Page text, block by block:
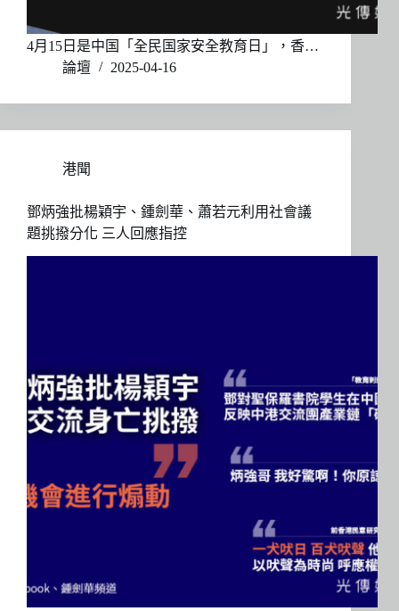
4月15日是中国「全民国家安全教育日」，香…
論壇
2025-04-16
港聞
鄧炳強批楊穎宇、鍾劍華、蕭若元利用社會議
題挑撥分化 三人回應指控